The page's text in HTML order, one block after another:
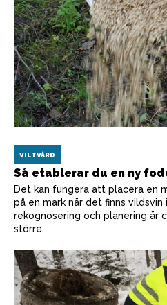
VILTVÅRD
Så etablerar du en ny
Det kan fungera att placera en
på en mark när det finns
rekognosering och planering är
större.